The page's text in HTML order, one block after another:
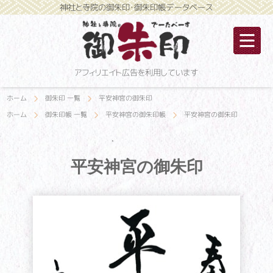
神社と寺院の御朱印・御朱印帳データベース
アフィリエイト広告を利用しています
ホーム 御朱印 一覧
平安神宮の御朱印
ホーム
御朱印帳 一覧 平安神宮の御朱印帳 平安神宮の御朱印
平安神宮の御朱印